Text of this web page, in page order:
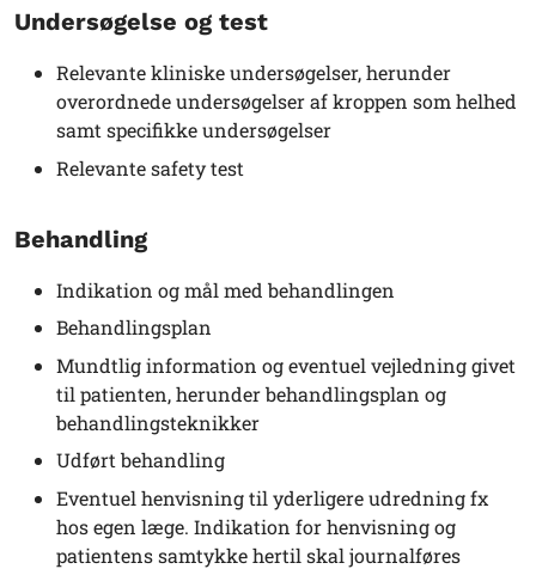
Undersøgelse og test
Relevante kliniske undersøgelser, herunder
overordnede undersøgelser af kroppen som helhed
samt specifikke undersøgelser
Relevante safety test
Behandling
Indikation og mål med behandlingen
Behandlingsplan
Mundtlig information og eventuel vejledning givet
til patienten, herunder behandlingsplan og
behandlingsteknikker
Udført behandling
Eventuel henvisning til yderligere udredning fx
hos egen læge. Indikation for henvisning og
patientens samtykke hertil skal journalføres